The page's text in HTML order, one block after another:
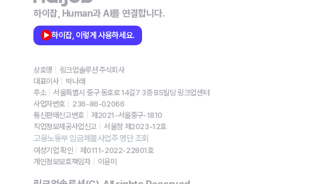
하이잡, Human과 AI를 연결합니다.
하이잡, 이렇게 사용하세요.
상호명
링크업솔루션 주식회사
대표이사
박나래
주소
서울특별시 중구 동호로 14길7 3층 BS빌딩 링크업센터
사업자번호
236-86-02066
통신판매신고번호
제2021-서울중구-1810
직업정보제공사업신고
서울청 제2023-12호
고용노동부 임금체불사업주 명단 조회
여성기업 확인
제0111-2022-22801호
개인정보보호책임자
이윤미